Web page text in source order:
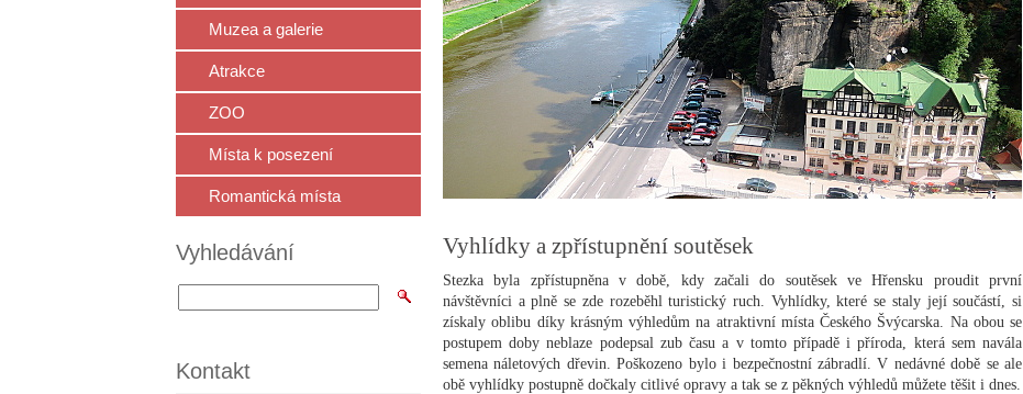
Vyhlídky a zpřístupnění soutěsek
Stezka byla zpřístupněna v době, kdy začali do soutěsek ve Hřensku proudit první
návštěvníci a plně se zde rozeběhl turistický ruch. Vyhlídky, které se staly její součástí, si
získaly oblibu díky krásným výhledům na atraktivní místa Českého Švýcarska. Na obou se
postupem doby neblaze podepsal zub času a v tomto případě i příroda, která sem navála
semena náletových dřevin. Poškozeno bylo i bezpečnostní zábradlí. V nedávné době se ale
obě vyhlídky postupně dočkaly citlivé opravy a tak se z pěkných výhledů můžete těšit i dnes.
Muzea a galerie
Atrakce
ZOO
Místa k posezení
Romantická místa
Vyhledávání
Kontakt